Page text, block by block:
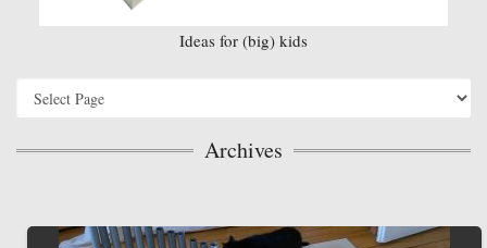
Ideas for (big) kids
Archives